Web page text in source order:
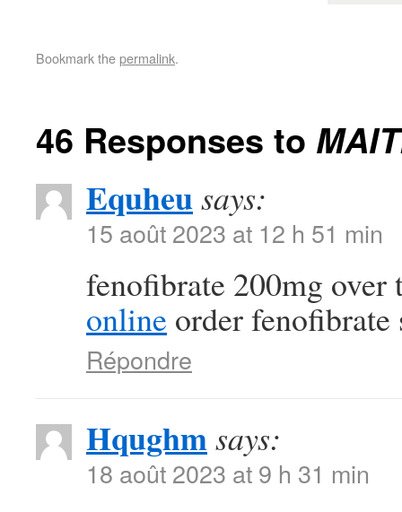
Bookmark thepermalink.
46 Responses to
Equheusays:
15 août 2023 at 12 h 51 min
fenofibrate 200mg
online order fenofibrate
Répondre
Hqughmsays:
18 août 2023 at 9 h 31 min